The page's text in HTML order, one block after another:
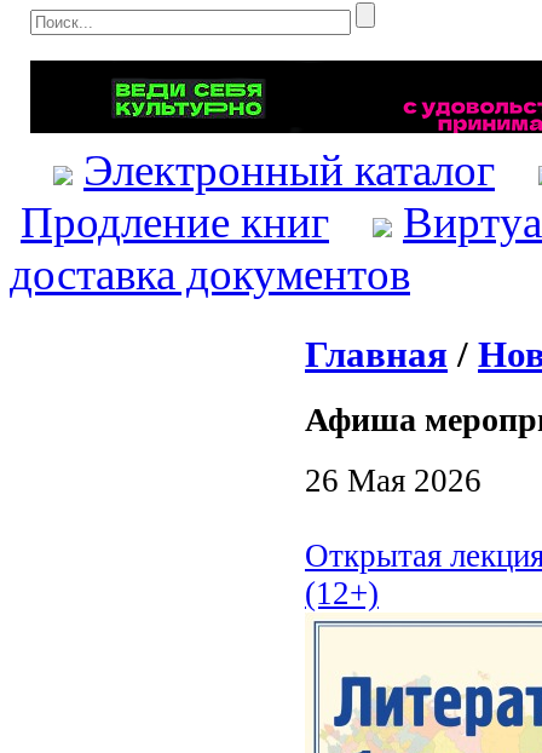
Электронный каталог
Продление книг
доставка документов
Главная /
Афиша
26 Мая 2026
Открытая
(12+)